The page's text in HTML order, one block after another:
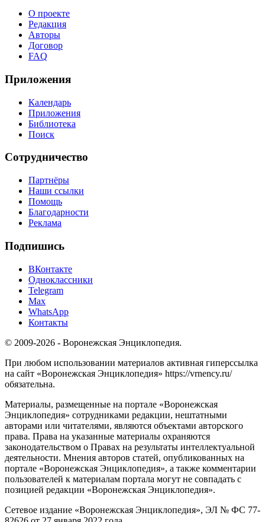
О проекте
Редакция
Авторы
Договор
FAQ
Приложения
Календарь
Приложения
Библиотека
Поиск
Сотрудничество
Партнёры
Наши ссылки
Помощь
Благодарности
Реклама
Подпишись
ВКонтакте
Одноклассники
Telegram
Max
WhatsApp
Контакты
© 2009-2026 - Воронежская Энциклопедия.
При любом использовании материалов активная гиперссылка
на сайт «Воронежская Энциклопедия» https://vrnency.ru/
обязательна.
Материалы, размещенные на портале «Воронежская
Энциклопедия» сотрудниками редакции, нештатными
авторами или читателями, являются объектами авторского
права. Права на указанные материалы охраняются
законодательством о Правах на результаты интеллектуальной
деятельности. Мнения авторов статей, опубликованных на
портале «Воронежская Энциклопедия», а также комментарии
пользователей к материалам портала могут не совпадать с
позицией редакции «Воронежская Энциклопедия».
Сетевое издание «Воронежская Энциклопедия», ЭЛ № ФС 77-